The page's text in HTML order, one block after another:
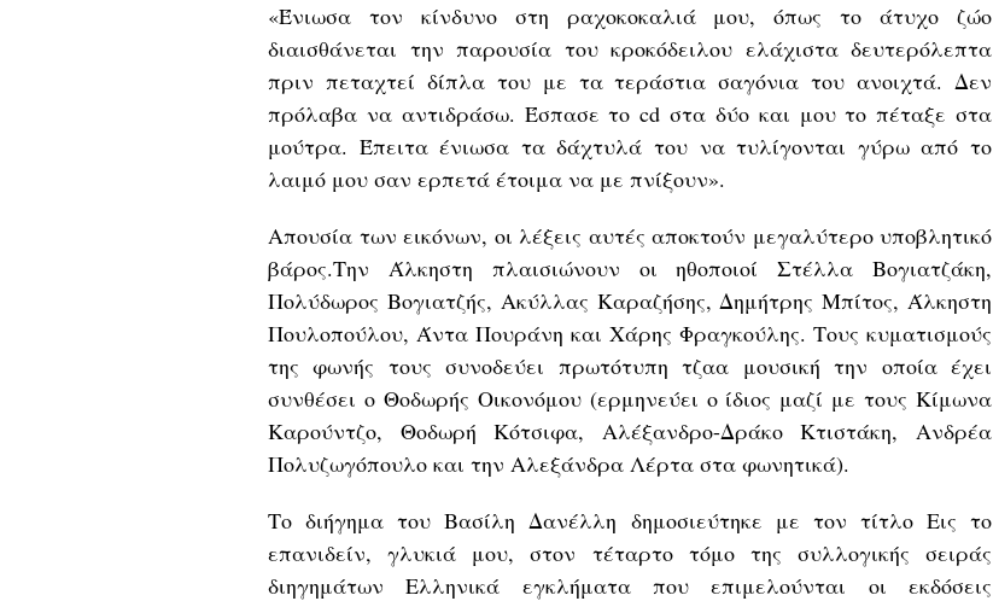
«Ένιωσα τον κίνδυνο στη ραχοκοκαλιά μου, όπως το άτυχο ζώο
διαισθάνεται την παρουσία του κροκόδειλου ελάχιστα δευτερόλεπτα
πριν πεταχτεί δίπλα του με τα τεράστια σαγόνια του ανοιχτά. Δεν
πρόλαβα να αντιδράσω. Έσπασε το cd στα δύο και μου το πέταξε στα
μούτρα. Έπειτα ένιωσα τα δάχτυλά του να τυλίγονται γύρω από το
λαιμό μου σαν ερπετά έτοιμα να με πνίξουν».
Απουσία των εικόνων, οι λέξεις αυτές αποκτούν μεγαλύτερο υποβλητικό
βάρος.Την Άλκηστη πλαισιώνουν οι ηθοποιοί Στέλλα Βογιατζάκη,
Πολύδωρος Βογιατζής, Aκύλλας Καραζήσης, Δημήτρης Μπίτος, Άλκηστη
Πουλοπούλου, Άντα Πουράνη και Χάρης Φραγκούλης. Τους κυματισμούς
της φωνής τους συνοδεύει πρωτότυπη τζαα μουσική την οποία έχει
συνθέσει ο Θοδωρής Οικονόμου (ερμηνεύει ο ίδιος μαζί με τους Κίμωνα
Καρούντζο, Θοδωρή Κότσιφα, Aλέξανδρο-Δράκο Κτιστάκη, Ανδρέα
Πολυζωγόπουλο και την Αλεξάνδρα Λέρτα στα φωνητικά).
Το διήγημα του Βασίλη Δανέλλη δημοσιεύτηκε με τον τίτλο Εις το
επανιδείν, γλυκιά μου, στον τέταρτο τόμο της συλλογικής σειράς
διηγημάτων Ελληνικά εγκλήματα που επιμελούνται οι εκδόσεις